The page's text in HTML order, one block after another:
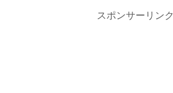
スポンサーリンク